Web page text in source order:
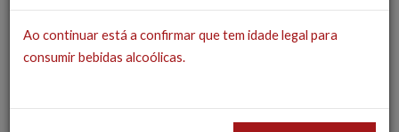
Dia do Livro
Português – 3 obras
Ao continuar está a confirmar que tem idade legal para
consumir bebidas alcoólicas.